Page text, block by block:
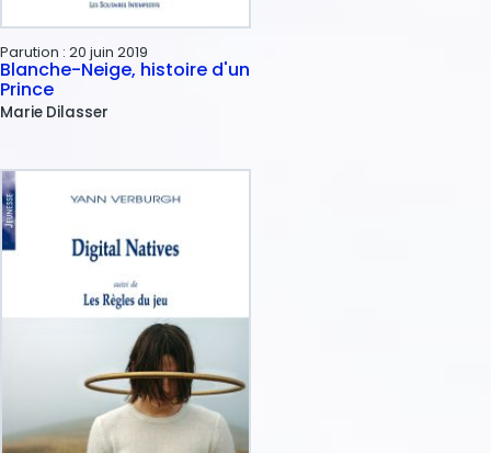
Parution : 20 juin 2019
Blanche-Neige, histoire d'un
Prince
Marie Dilasser